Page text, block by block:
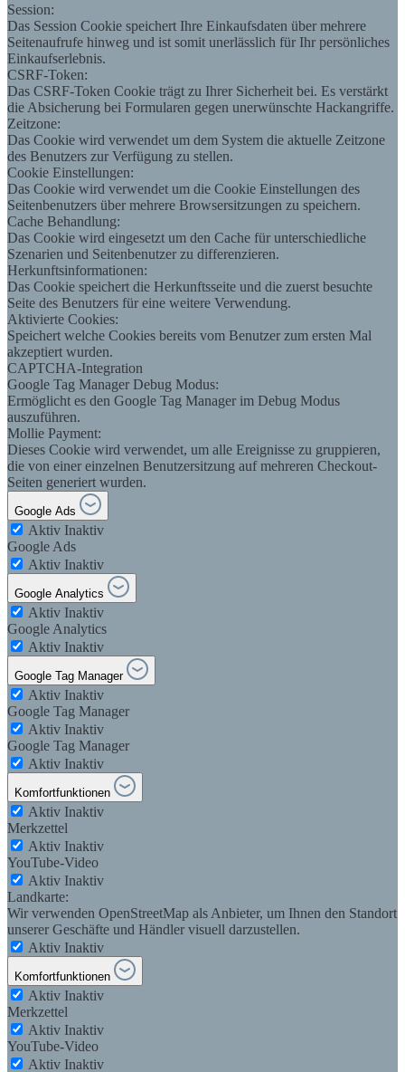
Session:
Das Session Cookie speichert Ihre Einkaufsdaten über mehrere
Seitenaufrufe hinweg und ist somit unerlässlich für Ihr persönliches
Einkaufserlebnis.
CSRF-Token:
Das CSRF-Token Cookie trägt zu Ihrer Sicherheit bei. Es verstärkt
die Absicherung bei Formularen gegen unerwünschte Hackangriffe.
Zeitzone:
Das Cookie wird verwendet um dem System die aktuelle Zeitzone
des Benutzers zur Verfügung zu stellen.
Cookie Einstellungen:
Das Cookie wird verwendet um die Cookie Einstellungen des
Seitenbenutzers über mehrere Browsersitzungen zu speichern.
Cache Behandlung:
Das Cookie wird eingesetzt um den Cache für unterschiedliche
Szenarien und Seitenbenutzer zu differenzieren.
Herkunftsinformationen:
Das Cookie speichert die Herkunftsseite und die zuerst besuchte
Seite des Benutzers für eine weitere Verwendung.
Aktivierte Cookies:
Speichert welche Cookies bereits vom Benutzer zum ersten Mal
akzeptiert wurden.
CAPTCHA-Integration
Google Tag Manager Debug Modus:
Ermöglicht es den Google Tag Manager im Debug Modus
auszuführen.
Mollie Payment:
Dieses Cookie wird verwendet, um alle Ereignisse zu gruppieren,
die von einer einzelnen Benutzersitzung auf mehreren Checkout-
Seiten generiert wurden.
Google Ads
Aktiv Inaktiv
Google Ads
Aktiv Inaktiv
Google Analytics
Aktiv Inaktiv
Google Analytics
Aktiv Inaktiv
Google Tag Manager
Aktiv Inaktiv
Google Tag Manager
Aktiv Inaktiv
Google Tag Manager
Aktiv Inaktiv
Komfortfunktionen
Aktiv Inaktiv
Merkzettel
Aktiv Inaktiv
YouTube-Video
Aktiv Inaktiv
Landkarte:
Wir verwenden OpenStreetMap als Anbieter, um Ihnen den Standort
unserer Geschäfte und Händler visuell darzustellen.
Aktiv Inaktiv
Komfortfunktionen
Aktiv Inaktiv
Merkzettel
Aktiv Inaktiv
YouTube-Video
Aktiv Inaktiv